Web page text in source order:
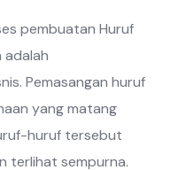
pembuatan Huruf
adalah
Pemasangan huruf
yang matang
huruf tersebut
terlihat sempurna.